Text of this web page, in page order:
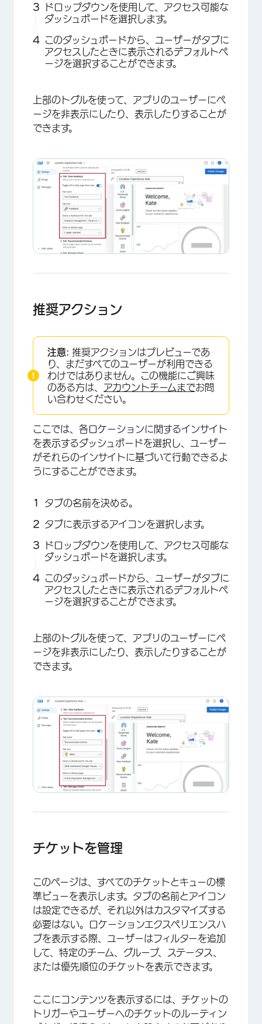
×
ドロップダウンを使用して、アクセス可能な
ダッシュボードを選択します。
このダッシュボードから、ユーザーがタブに
アクセスしたときに表示されるデフォルトペ
ージを選択することができます。
上部のトグルを使って、アプリのユーザーにペ
ージを非表示にしたり、表示したりすることが
できます。
×
推奨アクション
注意: 推奨アクションはプレビューであ
り、まだすべてのユーザーが利用できる
わけではありません。この機能にご興味
のある方は、 アカウントチームまでお問
い合わせください。
ここでは、各ロケーションに関するインサイト
を表示するダッシュボードを選択し、ユーザー
がそれらのインサイトに基づいて行動できるよ
うにすることができます。
タブの名前を決める。
タブに表示するアイコンを選択します。
ドロップダウンを使用して、アクセス可能な
ダッシュボードを選択します。
このダッシュボードから、ユーザーがタブに
アクセスしたときに表示されるデフォルトペ
ージを選択することができます。
上部のトグルを使って、アプリのユーザーにペ
ージを非表示にしたり、表示したりすることが
できます。
チケットを管理
このページは、すべてのチケットとキューの標
準ビューを表示します。タブの名前とアイコン
は設定できるが、それ以外はカスタマイズする
必要はない。ロケーションエクスペリエンスハ
ブを表示する際、ユーザーはフィルターを追加
して、特定のチーム、グループ、ステータス、
または優先順位のチケットを表示できます。
ここにコンテンツを表示するには、チケットの
トリガーやユーザーへのチケットのルーティン